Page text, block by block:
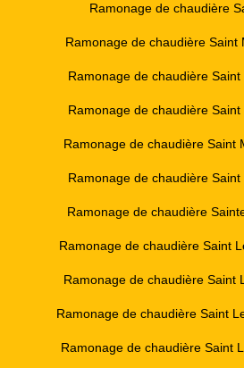
Ramonage de chaudière
Ramonage de chaudière Saint
Ramonage de chaudière
Ramonage de chaudière
Ramonage de chaudière Saint
Ramonage de chaudière
Ramonage de chaudière
Ramonage de chaudière Saint
Ramonage de chaudière Saint
Ramonage de chaudière Saint
Ramonage de chaudière Saint